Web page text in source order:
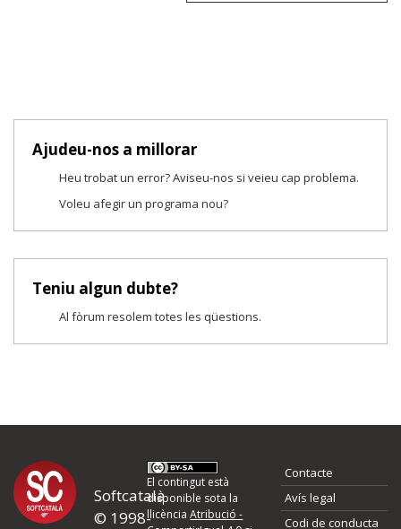
Ajudeu-nos a millorar
Heu trobat un error? Aviseu-nos si veieu cap problema.
Voleu afegir un programa nou?
Teniu algun dubte?
Al fòrum resolem totes les qüestions.
Voleu afegir un programa nou?
Softcatalà
© 1998-
El contingut està
disponible sota la
llicènciaAtribució -
Contacte
Avís legal
Codi de conducta